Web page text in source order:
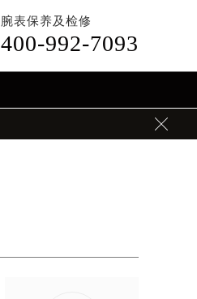
腕表保养及检修
400-992-7093
